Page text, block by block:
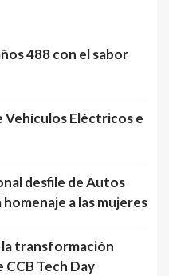
488 con el sabor
Vehículos Eléctricos e
desfile de Autos
a las mujeres
la transformación
Tech Day